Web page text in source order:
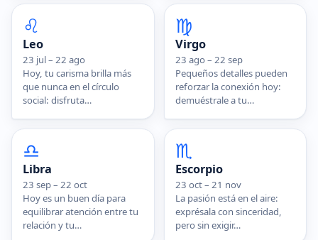
♌
Leo
23 jul – 22 ago
Hoy, tu carisma brilla más
que nunca en el círculo
social: disfruta…
♍
Virgo
23 ago – 22 sep
Pequeños detalles pueden
reforzar la conexión hoy:
demuéstrale a tu…
♎
Libra
23 sep – 22 oct
Hoy es un buen día para
equilibrar atención entre tu
relación y tu…
♏
Escorpio
23 oct – 21 nov
La pasión está en el aire:
exprésala con sinceridad,
pero sin exigir…